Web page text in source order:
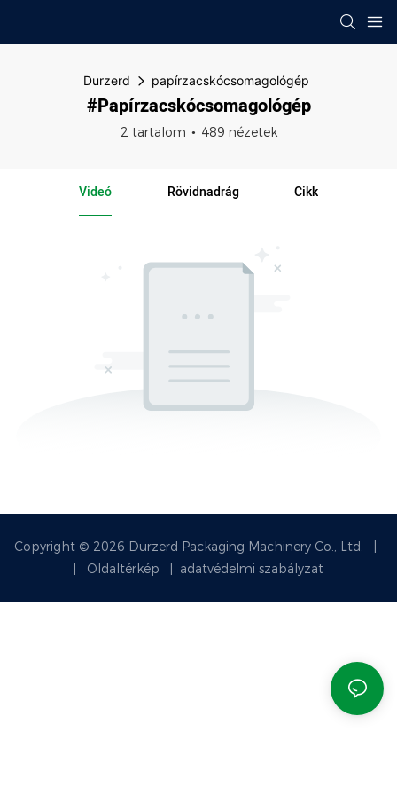
Durzerd papírzacskócsomagológép
#papírzacskócsomagológép
2 tartalom 489 nézetek
Videó Rövidnadrág Cikk
Copyright © 2026 Durzerd Packaging Machinery Co., Ltd.
Oldaltérkép adatvédelmi szabályzat